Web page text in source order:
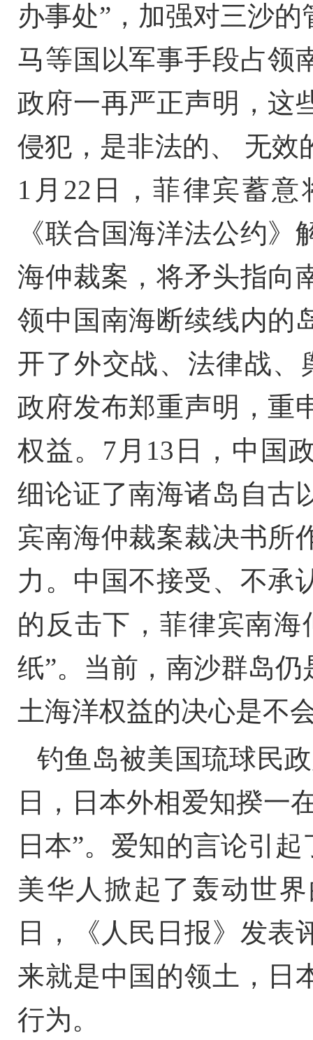
办事处”，加强对三沙
马等国以军事手段占领
政府一再严正声明，这
侵犯，是非法的、 无效
1月22日，菲律宾蓄
《联合国海洋法公约
海仲裁案，将矛头指向
领中国南海断续线内的
开了外交战、法律战、
政府发布郑重声明，重
权益。7月13日，中国
细论证了南海诸岛自古
宾南海仲裁案裁决书所
力。中国不接受、不承
的反击下，菲律宾南
纸”。当前，南沙群岛
土海洋权益的决心是不
钓鱼岛被美国琉球民
日，日本外相爱知揆一
日本”。爱知的言论引
美华人掀起了轰动世
日，《人民日报》发表
来就是中国的领土，日
行为。